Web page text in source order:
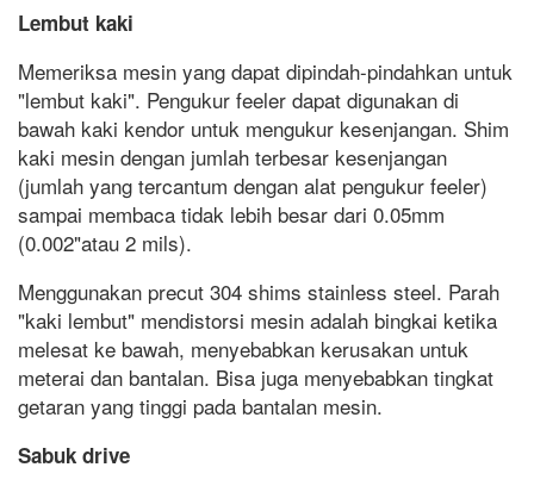
Lembut kaki
Memeriksa mesin yang dapat dipindah-pindahkan untuk
"lembut kaki". Pengukur feeler dapat digunakan di
bawah kaki kendor untuk mengukur kesenjangan. Shim
kaki mesin dengan jumlah terbesar kesenjangan
(jumlah yang tercantum dengan alat pengukur feeler)
sampai membaca tidak lebih besar dari 0.05mm
(0.002"atau 2 mils).
Menggunakan precut 304 shims stainless steel. Parah
"kaki lembut" mendistorsi mesin adalah bingkai ketika
melesat ke bawah, menyebabkan kerusakan untuk
meterai dan bantalan. Bisa juga menyebabkan tingkat
getaran yang tinggi pada bantalan mesin.
Sabuk drive